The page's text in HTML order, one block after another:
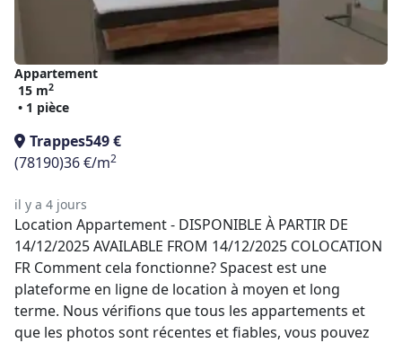
Appartement
15 m2
• 1 pièce
Trappes549 €
(78190)36 €/m2
il y a 4 jours
Location Appartement - DISPONIBLE À PARTIR DE
14/12/2025 AVAILABLE FROM 14/12/2025 COLOCATION
FR Comment cela fonctionne? Spacest est une
plateforme en ligne de location à moyen et long
terme. Nous vérifions que tous les appartements et
que les photos sont récentes et fiables, vous pouvez